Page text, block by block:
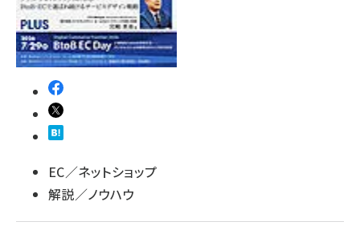
EC／ネットショップ
解説／ノウハウ